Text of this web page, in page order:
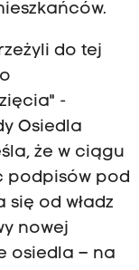
do tej
-
Osiedla
że w ciągu
podpisów pod
od władz
nowej
osiedla – na